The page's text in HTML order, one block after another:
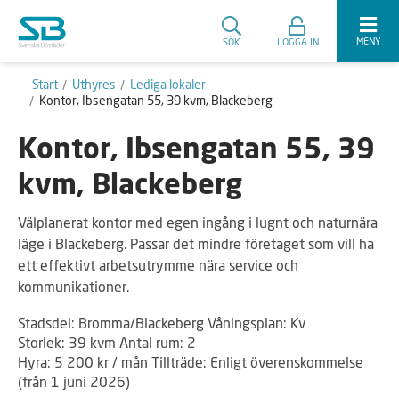
SÖK LOGGA IN MENY
Start Uthyres
Lediga lokaler
Kontor, Ibsengatan 55, 39 kvm, Blackeberg
Kontor, Ibsengatan 55, 39
kvm, Blackeberg
Välplanerat kontor med egen ingång i lugnt och naturnära
läge i Blackeberg. Passar det mindre företaget som vill ha
ett effektivt arbetsutrymme nära service och
kommunikationer.
Stadsdel: Bromma/Blackeberg Våningsplan: Kv
Storlek: 39 kvm Antal rum: 2
Hyra: 5 200 kr / mån Tillträde: Enligt överenskommelse
(från 1 juni 2026)